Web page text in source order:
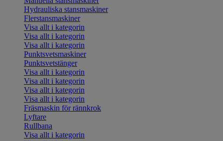
Hydrauliska stansmaskiner
Flerstansmaskiner
Visa allt i kategorin
Visa allt i kategorin
Visa allt i kategorin
Punktsvetsmaskiner
Punktsvetstänger
Visa allt i kategorin
Visa allt i kategorin
Visa allt i kategorin
Visa allt i kategorin
Fräsmaskin för rännkrok
Lyftare
Rullbana
Visa allt i kategorin